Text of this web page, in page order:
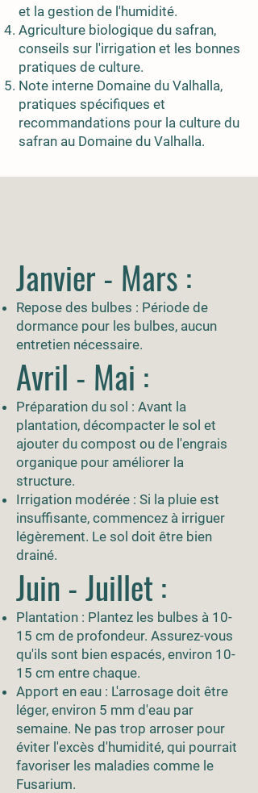
et la gestion de l'humidité.
Agriculture biologique du safran,
conseils sur l'irrigation et les bonnes
pratiques de culture.
Note interne Domaine du Valhalla,
pratiques spécifiques et
recommandations pour la culture du
safran au Domaine du Valhalla.
Janvier - Mars :
Repose des bulbes : Période de
dormance pour les bulbes, aucun
entretien nécessaire.
Avril - Mai :
Préparation du sol : Avant la
plantation, décompacter le sol et
ajouter du compost ou de l'engrais
organique pour améliorer la
structure.
Irrigation modérée : Si la pluie est
insuffisante, commencez à irriguer
légèrement. Le sol doit être bien
drainé.
Juin - Juillet :
Plantation : Plantez les bulbes à 10-
15 cm de profondeur. Assurez-vous
qu'ils sont bien espacés, environ 10-
15 cm entre chaque.
Apport en eau : L'arrosage doit être
léger, environ 5 mm d'eau par
semaine. Ne pas trop arroser pour
éviter l'excès d'humidité, qui pourrait
favoriser les maladies comme le
Fusarium.